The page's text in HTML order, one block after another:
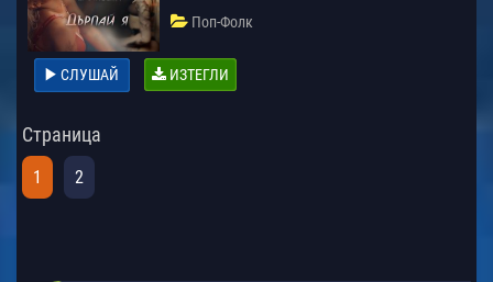
Поп-Фолк
СЛУШАЙ ИЗТЕГЛИ
Страница
1 2